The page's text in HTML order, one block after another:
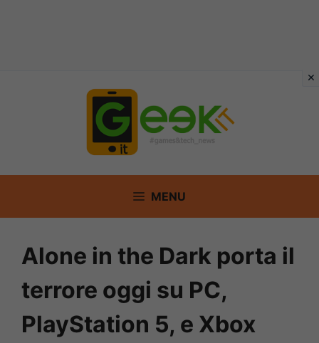
MENU
Alone in the Dark porta il
terrore oggi su PC,
PlayStation 5, e Xbox